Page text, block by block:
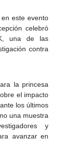
este evento
celebró
una de las
contra
la princesa
el impacto
los últimos
una muestra
y
avanzar en